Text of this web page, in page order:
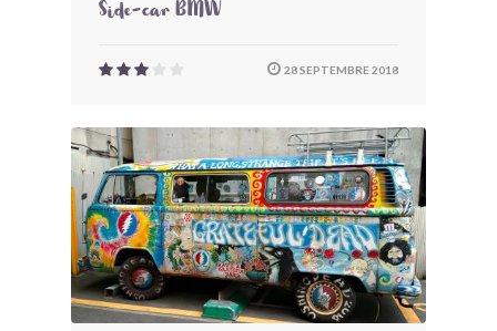
Side-car BMW
28 SEPTEMBRE 2018